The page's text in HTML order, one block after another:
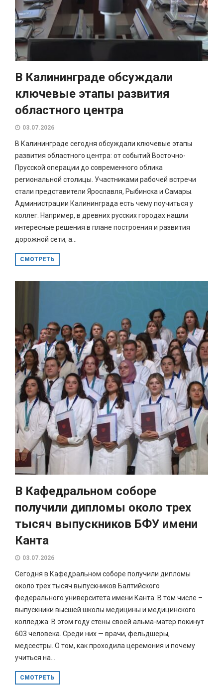
В Калининграде обсуждали
ключевые этапы развития
областного центра
03.07.2026
В Калининграде сегодня обсуждали ключевые этапы
развития областного центра: от событий Восточно-
Прусской операции до современного облика
региональной столицы. Участниками рабочей встречи
стали представители Ярославля, Рыбинска и Самары.
Администрации Калининграда есть чему поучиться у
коллег. Например, в древних русских городах нашли
интересные решения в плане построения и развития
дорожной сети, а...
СМОТРЕТЬ
В Кафедральном соборе
получили дипломы около трех
тысяч выпускников БФУ имени
Канта
03.07.2026
Сегодня в Кафедральном соборе получили дипломы
около трех тысяч выпускников Балтийского
федерального университета имени Канта. В том числе –
выпускники высшей школы медицины и медицинского
колледжа. В этом году стены своей альма-матер покинут
603 человека. Среди них — врачи, фельдшеры,
медсестры. О том, как проходила церемония и почему
учиться на...
СМОТРЕТЬ